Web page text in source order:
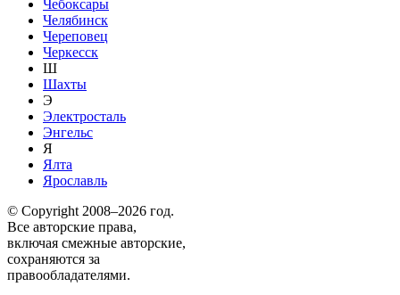
Чебоксары
Челябинск
Череповец
Черкесск
Ш
Шахты
Э
Электросталь
Энгельс
Я
Ялта
Ярославль
© Copyright 2008–2026 год.
Все авторские права,
включая смежные авторские,
сохраняются за
правообладателями.